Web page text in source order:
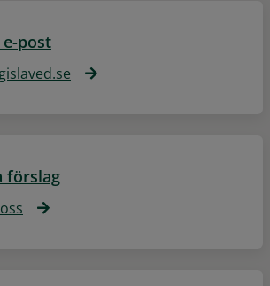
e-post
förslag